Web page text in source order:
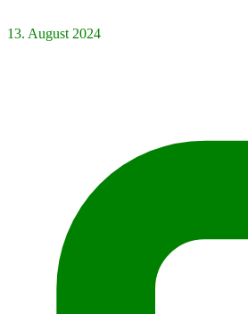
13. August 2024